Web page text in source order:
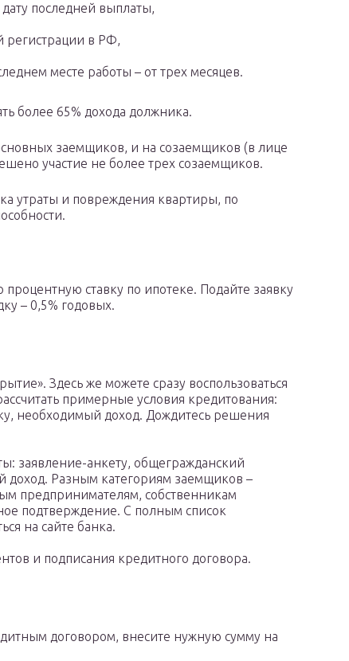
последней выплаты,
регистрации в РФ,
месте работы – от трех месяцев.
более 65% дохода должника.
заемщиков, и на созаемщиков (в лице
участие не более трех созаемщиков.
утраты и повреждения квартиры, по
ставку по ипотеке. Подайте заявку
– 0,5% годовых.
Здесь же можете сразу воспользоваться
примерные условия кредитования:
необходимый доход. Дождитесь решения
заявление-анкету, общегражданский
доход. Разным категориям заемщиков –
предпринимателям, собственникам
подтверждение. С полным список
на сайте банка.
и подписания кредитного договора.
договором, внесите нужную сумму на